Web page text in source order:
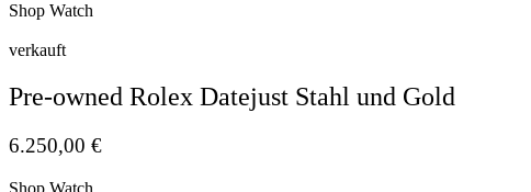
Shop Watch
verkauft
Pre-owned Rolex Datejust Stahl und Gold
6.250,00 €
Shop Watch